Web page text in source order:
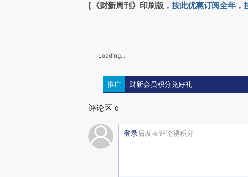
[《财新周刊》印刷版， 按此优惠订阅全年 ，
Loading...
推广 财新会员积分兑好礼
评论区 0
登录后发表评论得积分